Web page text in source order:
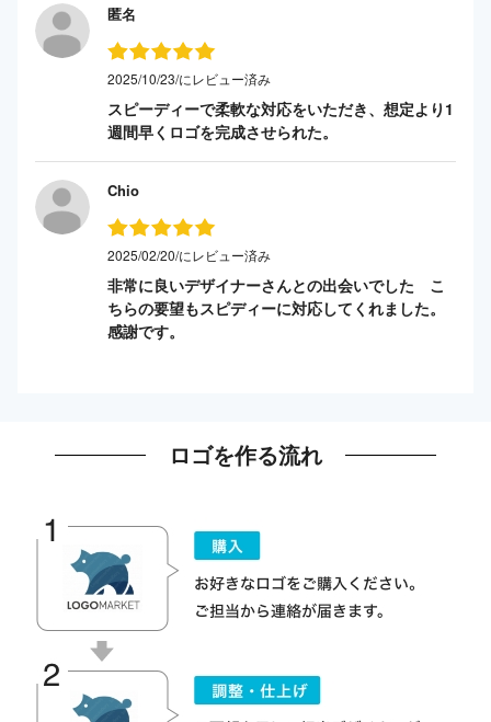
匿名
2025/10/23/にレビュー済み
スピーディーで柔軟な対応をいただき、想定より1
週間早くロゴを完成させられた。
Chio
2025/02/20/にレビュー済み
非常に良いデザイナーさんとの出会いでした こ
ちらの要望もスピディーに対応してくれました。
感謝です。
ロゴを作る流れ